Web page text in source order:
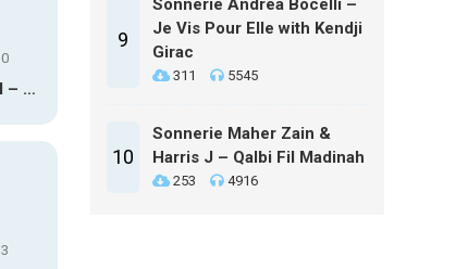
0
MAXO KREAM – 6 MONTHS CLEAN
3
9
Sonnerie Andrea Bocelli –
Je Vis Pour Elle with Kendji
Girac
311 5545
10
Sonnerie Maher Zain &
Harris J – Qalbi Fil Madinah
253 4916